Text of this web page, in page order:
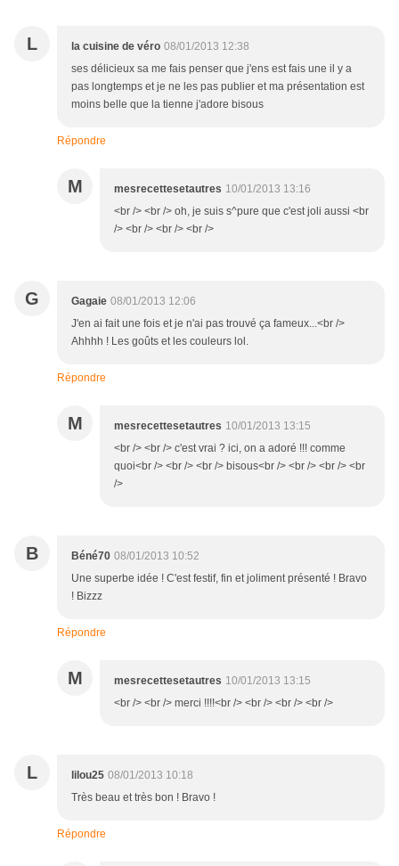
L la cuisine de véro 08/01/2013 12:38
ses délicieux sa me fais penser que j'ens est fais une il y a
pas longtemps et je ne les pas publier et ma présentation est
moins belle que la tienne j'adore bisous
Répondre
M mesrecettesetautres 10/01/2013 13:16
<br /> <br /> oh, je suis s^pure que c'est joli aussi <br
/> <br /> <br /> <br />
G Gagaie 08/01/2013 12:06
J'en ai fait une fois et je n'ai pas trouvé ça fameux...<br />
Ahhhh ! Les goûts et les couleurs lol.
Répondre
M mesrecettesetautres 10/01/2013 13:15
<br /> <br /> c'est vrai ? ici, on a adoré !!! comme
quoi<br /> <br /> <br /> bisous<br /> <br /> <br /> <br
/>
B Béné70 08/01/2013 10:52
Une superbe idée ! C'est festif, fin et joliment présenté ! Bravo
! Bizzz
Répondre
M mesrecettesetautres 10/01/2013 13:15
<br /> <br /> merci !!!!<br /> <br /> <br /> <br />
L lilou25 08/01/2013 10:18
Très beau et très bon ! Bravo !
Répondre